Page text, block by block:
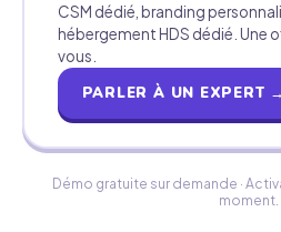
CSM dédié, branding
hébergement HDS dédié. Une
vous.
PARLER À UN EXPERT →
Démo gratuite sur demande ·
moment.